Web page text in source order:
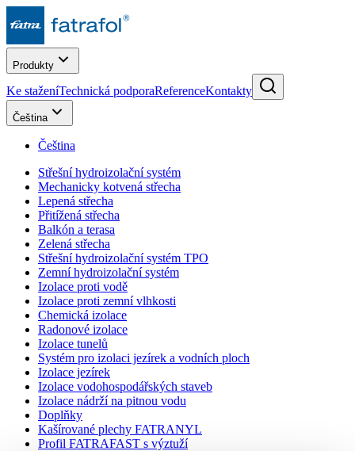
Produkty
Ke staženíTechnická podporaReferenceKontakty
Čeština
Čeština
Střešní hydroizolační systém
Mechanicky kotvená střecha
Lepená střecha
Přitížená střecha
Balkón a terasa
Zelená střecha
Střešní hydroizolační systém TPO
Zemní hydroizolační systém
Izolace proti vodě
Izolace proti zemní vlhkosti
Chemická izolace
Radonové izolace
Izolace tunelů
Systém pro izolaci jezírek a vodních ploch
Izolace jezírek
Izolace vodohospodářských staveb
Izolace nádrží na pitnou vodu
Doplňky
Kašírované plechy FATRANYL
Profil FATRAFAST s výztuží